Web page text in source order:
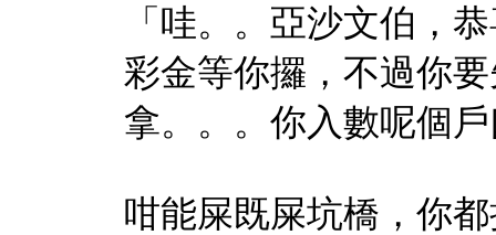
「哇。。亞沙文伯，
彩金等你攞，不過你
拿。。。你入數呢個
咁能屎既屎坑橋，你